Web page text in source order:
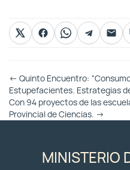
Otras
Entradas
← Quinto Encuentro:
Estupefacientes. Estrategias
Con 94 proyectos de las
Provincial de Ciencias. →
MINISTERIO